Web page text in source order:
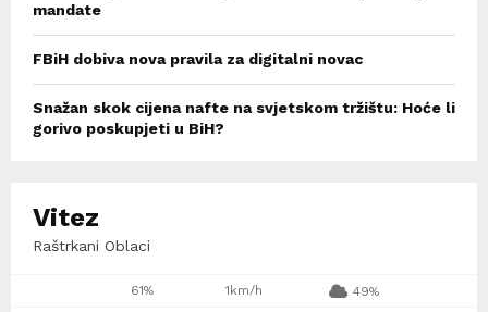
mandate
FBiH dobiva nova pravila za digitalni novac
Snažan skok cijena nafte na svjetskom tržištu: Hoće li
gorivo poskupjeti u BiH?
Vitez
Raštrkani Oblaci
61% 1km/h 49%